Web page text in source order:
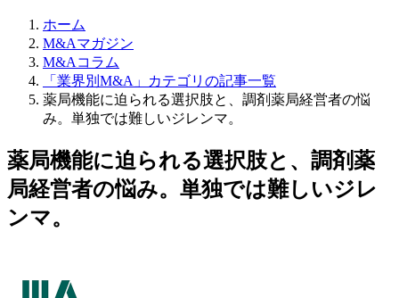
ホーム
M&Aマガジン
M&Aコラム
「業界別M&A」カテゴリの記事一覧
薬局機能に迫られる選択肢と、調剤薬局経営者の悩
み。単独では難しいジレンマ。
薬局機能に迫られる選択肢と、調剤薬
局経営者の悩み。単独では難しいジレ
ンマ。